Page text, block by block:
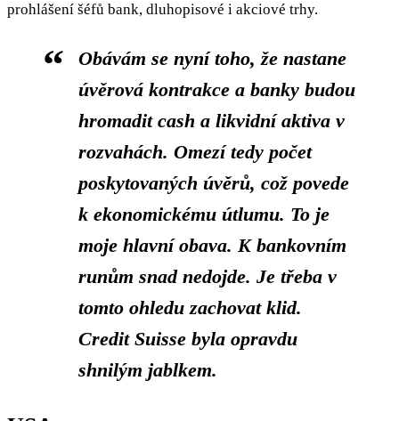
prohlášení šéfů bank, dluhopisové i akciové trhy.
Obávám se nyní toho, že nastane
úvěrová kontrakce a banky budou
hromadit cash a likvidní aktiva v
rozvahách. Omezí tedy počet
poskytovaných úvěrů, což povede
k ekonomickému útlumu. To je
moje hlavní obava. K bankovním
runům snad nedojde. Je třeba v
tomto ohledu zachovat klid.
Credit Suisse byla opravdu
shnilým jablkem.